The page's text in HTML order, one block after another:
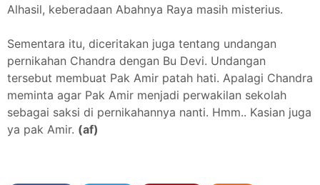
Alhasil, keberadaan Abahnya Raya masih misterius.
Sementara itu, diceritakan juga tentang undangan
pernikahan Chandra dengan Bu Devi. Undangan
tersebut membuat Pak Amir patah hati. Apalagi Chandra
meminta agar Pak Amir menjadi perwakilan sekolah
sebagai saksi di pernikahannya nanti. Hmm.. Kasian juga
ya pak Amir. (af)